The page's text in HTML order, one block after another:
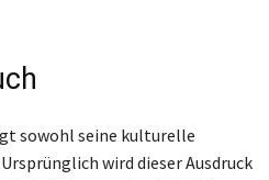
sowohl seine kulturelle
wird dieser Ausdruck